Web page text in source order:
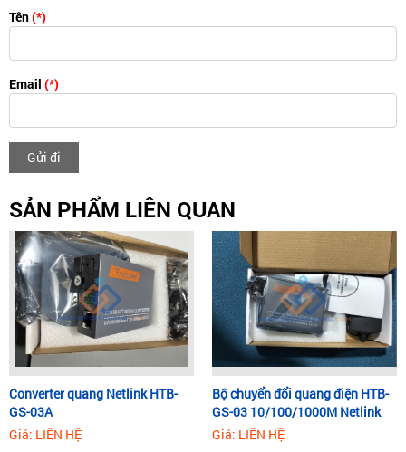
Tên(*)
Email (*)
Gửi đi
SẢN PHẨM LIÊN QUAN
Converter quang Netlink HTB-
GS-03A
Giá: LIÊN HỆ
Bộ chuyển đổi quang điện HTB-
GS-03 10/100/1000M Netlink
Giá: LIÊN HỆ